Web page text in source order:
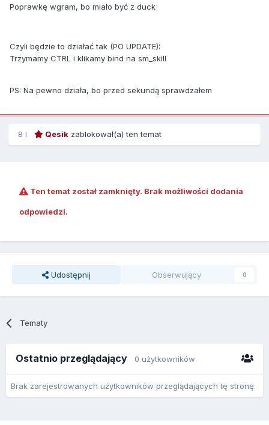
Poprawkę wgram, bo miało być z duck
Czyli będzie to działać tak (PO UPDATE):
Trzymamy CTRL i klikamy bind na sm_skill
PS: Na pewno działa, bo przed sekundą sprawdzałem
8 l Qesik zablokował(a) ten temat
Ten temat został zamknięty. Brak możliwości dodania
odpowiedzi.
Udostępnij Obserwujący 0
Tematy
Ostatnio przeglądający 0 użytkowników
Brak zarejestrowanych użytkowników przeglądających tę stronę.